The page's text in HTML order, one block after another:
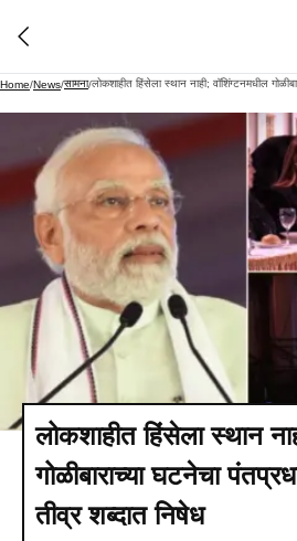
Home/News/सामना/
लोकशाहीत हिंसेला स्थान
गोळीबाराच्या घटनेचा
तीव्र शब्दात निषेध